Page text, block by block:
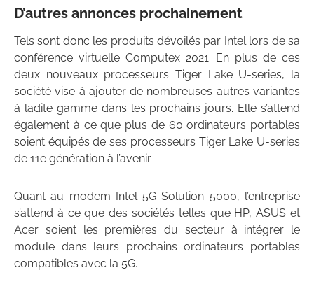
D’autres annonces prochainement
Tels sont donc les produits dévoilés par Intel lors de sa
conférence virtuelle Computex 2021. En plus de ces
deux nouveaux processeurs Tiger Lake U-series, la
société vise à ajouter de nombreuses autres variantes
à ladite gamme dans les prochains jours. Elle s’attend
également à ce que plus de 60 ordinateurs portables
soient équipés de ses processeurs Tiger Lake U-series
de 11e génération à l’avenir.
Quant au modem Intel 5G Solution 5000, l’entreprise
s’attend à ce que des sociétés telles que HP, ASUS et
Acer soient les premières du secteur à intégrer le
module dans leurs prochains ordinateurs portables
compatibles avec la 5G.